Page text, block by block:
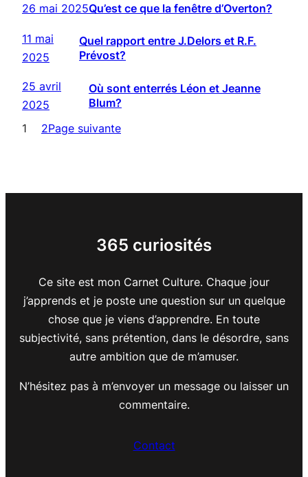
26 mai 2025Qu’est ce que la fenêtre d’Overton?
11 mai
2025
Quel rapport entre J.Delors et R.F.
Prévost?
25 avril
2025
Où sont enterrés Léon et Jeanne
Blum?
1
2Page suivante
365 curiosités
Ce site est mon Carnet Culture. Chaque jour
j’apprends et je poste une question sur un quelque
chose que je viens d’apprendre. En toute
subjectivité, sans prétention, dans le désordre, sans
autre ambition que de m’amuser.
N’hésitez pas à m’envoyer un message ou laisser un
commentaire.
Contact